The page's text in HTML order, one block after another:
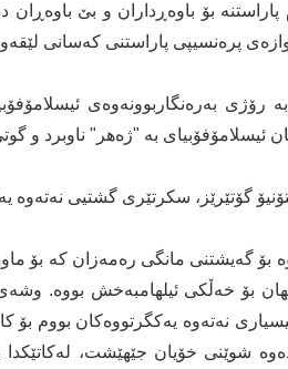
پاراستنە بۆ باوەڕداران و بێ
پرەنسیپی پاراستنی کەسانی لێقەوماوە،
ئادار بە رۆژی بەرەنگاربوونەوەی
ئیسلامۆفۆبیای بە "ژەهر" ناوبرد و
گۆتێرێز، سکرتێری گشتیی نەتەوە
بۆ گەیشتنی مانگی رەمەزان کە بۆ
بۆ خەڵکی ئیلهامبەخش بووە.
نەتەوە یەکگرتووەکان بووم بۆ
شوێنی خۆیان جێهێشت،